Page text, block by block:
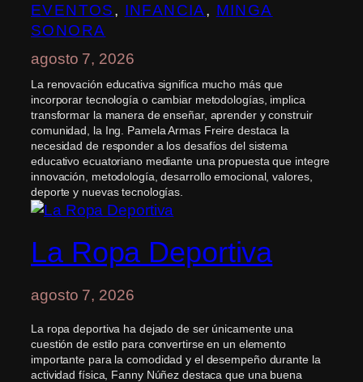
EVENTOS, INFANCIA, MINGA
SONORA
agosto 7, 2026
La renovación educativa significa mucho más que
incorporar tecnología o cambiar metodologías, implica
transformar la manera de enseñar, aprender y construir
comunidad, la Ing. Pamela Armas Freire destaca la
necesidad de responder a los desafíos del sistema
educativo ecuatoriano mediante una propuesta que integre
innovación, metodología, desarrollo emocional, valores,
deporte y nuevas tecnologías.
La Ropa Deportiva
agosto 7, 2026
La ropa deportiva ha dejado de ser únicamente una
cuestión de estilo para convertirse en un elemento
importante para la comodidad y el desempeño durante la
actividad física, Fanny Núñez destaca que una buena